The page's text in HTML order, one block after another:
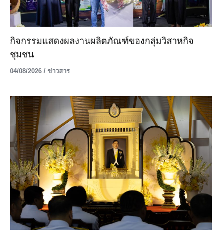
กิจกรรมแสดงผลงานผลิตภัณฑ์ของกลุ่มวิสาหกิจ
ชุมชน
04/08/2026 / ข่าวสาร